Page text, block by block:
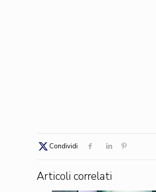
Condividi
Articoli correlati